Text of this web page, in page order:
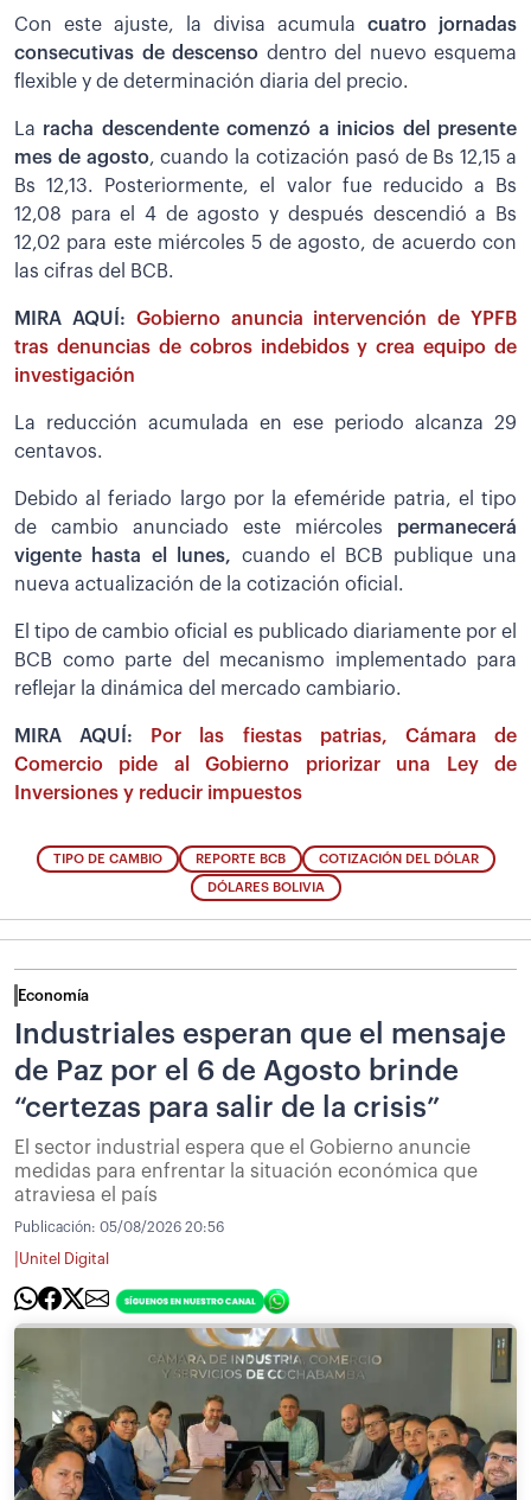
Con este ajuste, la divisa acumula cuatro jornadas
consecutivas de descenso dentro del nuevo esquema
flexible y de determinación diaria del precio.
La racha descendente comenzó a inicios del presente
mes de agosto, cuando la cotización pasó de Bs 12,15 a
Bs 12,13. Posteriormente, el valor fue reducido a Bs
12,08 para el 4 de agosto y después descendió a Bs
12,02 para este miércoles 5 de agosto, de acuerdo con
las cifras del BCB.
MIRA AQUÍ: Gobierno anuncia intervención de YPFB
tras denuncias de cobros indebidos y crea equipo de
investigación
La reducción acumulada en ese periodo alcanza 29
centavos.
Debido al feriado largo por la efeméride patria, el tipo
de cambio anunciado este miércoles permanecerá
vigente hasta el lunes, cuando el BCB publique una
nueva actualización de la cotización oficial.
El tipo de cambio oficial es publicado diariamente por el
BCB como parte del mecanismo implementado para
reflejar la dinámica del mercado cambiario.
MIRA AQUÍ:
Por las fiestas patrias, Cámara de
Comercio pide al Gobierno priorizar una Ley de
Inversiones y reducir impuestos
TIPO DE CAMBIO REPORTE BCB COTIZACIÓN DEL DÓLAR
DÓLARES BOLIVIA
Economía
Industriales esperan que el mensaje
de Paz por el 6 de Agosto brinde
“certezas para salir de la crisis”
El sector industrial espera que el Gobierno anuncie
medidas para enfrentar la situación económica que
atraviesa el país
Publicación: 05/08/2026 20:56
Unitel Digital